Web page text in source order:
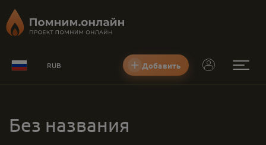
RUB Добавить
Без названия